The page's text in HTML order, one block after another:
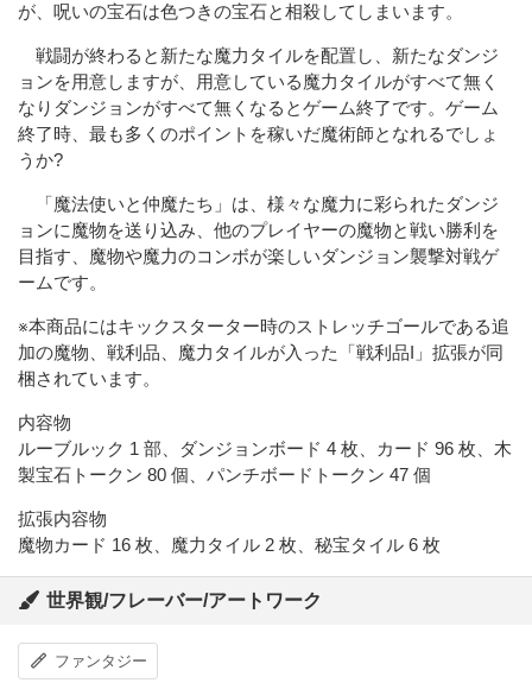
が、呪いの宝石は色つきの宝石と相殺してしまいます。
戦闘が終わると新たな魔力タイルを配置し、新たなダンジ
ョンを用意しますが、用意している魔力タイルがすべて無く
なりダンジョンがすべて無くなるとゲーム終了です。ゲーム
終了時、最も多くのポイントを稼いだ魔術師となれるでしょ
うか?
「魔法使いと仲魔たち」は、様々な魔力に彩られたダンジ
ョンに魔物を送り込み、他のプレイヤーの魔物と戦い勝利を
目指す、魔物や魔力のコンボが楽しいダンジョン襲撃対戦ゲ
ームです。
※本商品にはキックスターター時のストレッチゴールである追
加の魔物、戦利品、魔力タイルが入った「戦利品I」拡張が同
梱されています。
内容物
ルーブルック 1 部、ダンジョンボード 4 枚、カード 96 枚、木
製宝石トークン 80 個、パンチボードトークン 47 個
拡張内容物
魔物カード 16 枚、魔力タイル 2 枚、秘宝タイル 6 枚
世界観/フレーバー/アートワーク
ファンタジー